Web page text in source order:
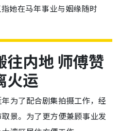
她在马年事业与姻缘随时
往内地 师傅赞
火运
为了配合剧集拍摄工作，经
景。为了更方便兼顾事业发